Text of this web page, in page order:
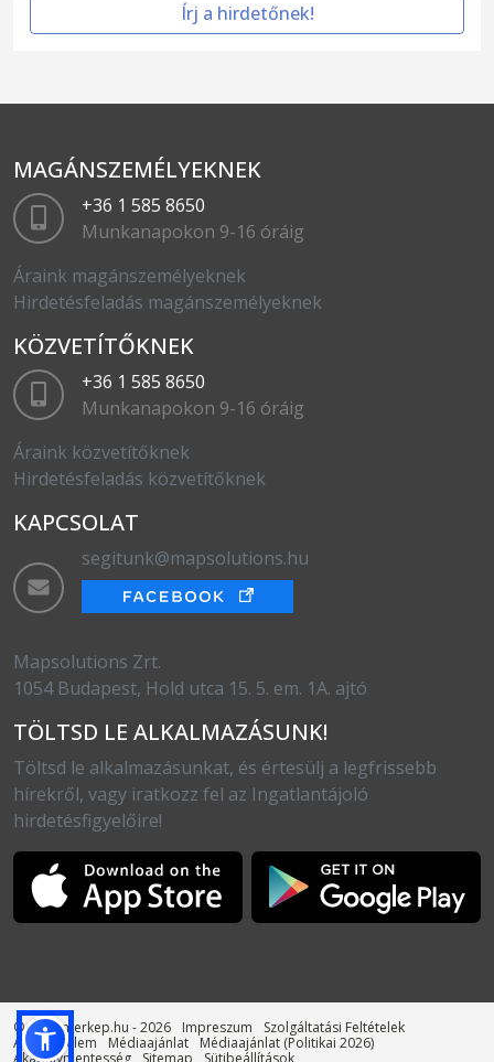
Írj a hirdetőnek!
MAGÁNSZEMÉLYEKNEK
+36 1 585 8650
Munkanapokon 9-16 óráig
Áraink magánszemélyeknek
Hirdetésfeladás magánszemélyeknek
KÖZVETÍTŐKNEK
+36 1 585 8650
Munkanapokon 9-16 óráig
Áraink közvetítőknek
Hirdetésfeladás közvetítőknek
KAPCSOLAT
segitunk@mapsolutions.hu
Mapsolutions Zrt.
1054 Budapest, Hold utca 15. 5. em. 1A. ajtó
TÖLTSD LE ALKALMAZÁSUNK!
Töltsd le alkalmazásunkat, és értesülj a legfrissebb
hírekről, vagy iratkozz fel az Ingatlantájoló
hirdetésfigyelőire!
© otthonterkep.hu - 2026 Impreszum
Szolgáltatási Feltételek
Adatvédelem
Médiaajánlat
Médiaajánlat (Politikai 2026)
Akadálymentesség
Sitemap Sütibeállítások